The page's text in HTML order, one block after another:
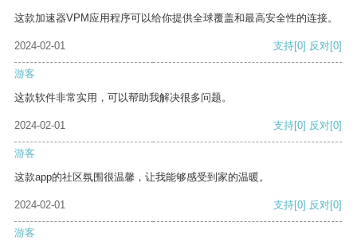
这款加速器VPM应用程序可以给你提供全球覆盖和最高安全性的连接。
2024-02-01 支持[0] 反对[0]
游客
这款软件非常实用，可以帮助我解决很多问题。
2024-02-01 支持[0] 反对[0]
游客
这款app的社区氛围很温馨，让我能够感受到家的温暖。
2024-02-01 支持[0] 反对[0]
游客